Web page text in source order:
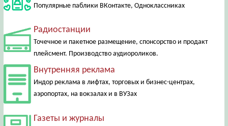
Популярные паблики ВКонтакте, Одноклассниках
Радиостанции
Точечное и пакетное размещение, спонсорство и продакт
плейсмент. Производство аудиороликов.
Внутренняя реклама
Индор реклама в лифтах, торговых и бизнес-центрах,
аэропортах, на вокзалах и в ВУЗах
Газеты и журналы